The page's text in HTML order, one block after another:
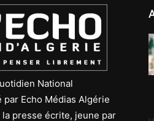
National
par Echo Médias Algérie
presse écrite, jeune par